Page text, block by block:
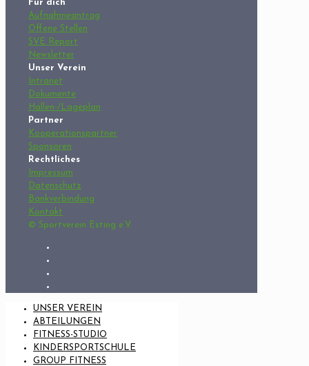
Für dich
Aufnahmeantrag
Offene Stellen
SVE Report
Newsletter
Unser Verein
Intranet
Dokumente
Hallen-/Lageplan
Partner
Kooperationspartner
Sponsoren
Rechtliches
Impressum
Datenschutz
Bankverbindung
Kontakt
© Sportverein Esting e.V.
UNSER VEREIN
ABTEILUNGEN
FITNESS-STUDIO
KINDERSPORTSCHULE
GROUP FITNESS